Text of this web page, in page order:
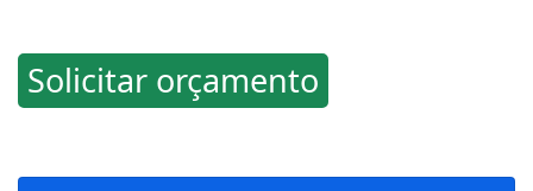
Solicitar orçamento